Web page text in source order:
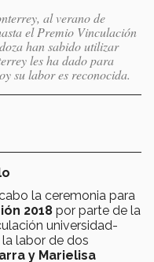
al verano de
el Premio Vinculación
han sabido utilizar
les ha dado para
su labor es reconocida.
la ceremonia para
2018 por parte de la
universidad-
labor de dos
y Marielisa